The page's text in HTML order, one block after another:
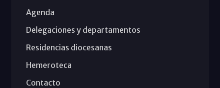
Agenda
Delegaciones y departamentos
Residencias diocesanas
Hemeroteca
Contacto